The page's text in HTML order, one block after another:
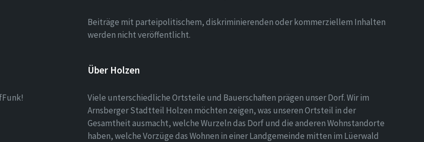
Beiträge mit parteipolitischem, diskriminierenden oder kommerziellem Inhalten
werden nicht veröffentlicht.
Über Holzen
Viele unterschiedliche Ortsteile und Bauerschaften prägen unser Dorf. Wir im
Arnsberger Stadtteil Holzen möchten zeigen, was unseren Ortsteil in der
Gesamtheit ausmacht, welche Wurzeln das Dorf und die anderen Wohnstandorte
haben, welche Vorzüge das Wohnen in einer Landgemeinde mitten im Lüerwald